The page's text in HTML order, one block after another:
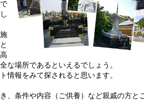
な場所であるといえるでしょう。
情報をみて探されると思います。
、条件や内容（ご供養）など親戚の方と